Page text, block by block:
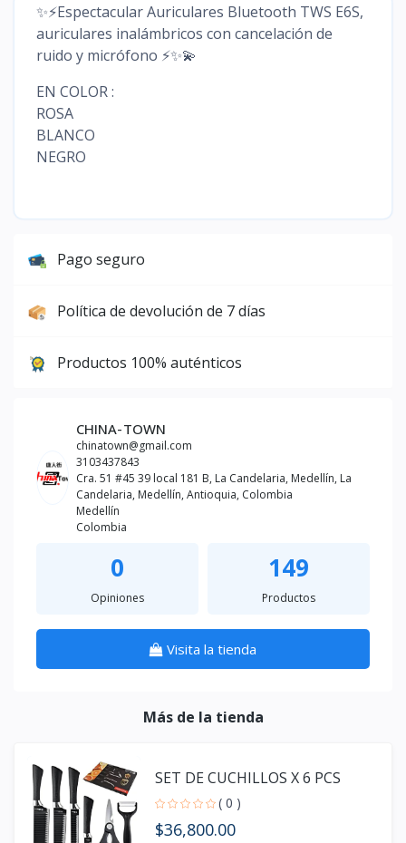
✨⚡Espectacular Auriculares Bluetooth TWS E6S,
auriculares inalámbricos con cancelación de
ruido y micrófono ⚡✨💫
EN COLOR :
ROSA
BLANCO
NEGRO
Pago seguro
Política de devolución de 7 días
Productos 100% auténticos
CHINA-TOWN
chinatown@gmail.com
3103437843
Cra. 51 #45 39 local 181 B, La Candelaria, Medellín, La
Candelaria, Medellín, Antioquia, Colombia
Medellín
Colombia
0
Opiniones
149
Productos
Visita la tienda
Más de la tienda
SET DE CUCHILLOS X 6 PCS
( 0 )
$36,800.00